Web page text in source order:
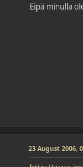
Eipä minulla
23 August 2006,